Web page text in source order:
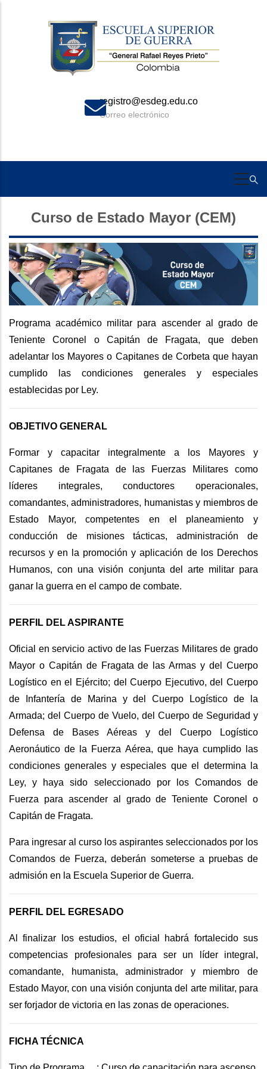
registro@esdeg.edu.co
Correo electrónico
Curso de Estado Mayor (CEM)
Programa académico militar para ascender al grado de
Teniente Coronel o Capitán de Fragata, que deben
adelantar los Mayores o Capitanes de Corbeta que hayan
cumplido las condiciones generales y especiales
establecidas por Ley.
OBJETIVO GENERAL
Formar y capacitar integralmente a los Mayores y
Capitanes de Fragata de las Fuerzas Militares como
líderes integrales, conductores operacionales,
comandantes, administradores, humanistas y miembros de
Estado Mayor, competentes en el planeamiento y
conducción de misiones tácticas, administración de
recursos y en la promoción y aplicación de los Derechos
Humanos, con una visión conjunta del arte militar para
ganar la guerra en el campo de combate.
PERFIL DEL ASPIRANTE
Oficial en servicio activo de las Fuerzas Militares de grado
Mayor o Capitán de Fragata de las Armas y del Cuerpo
Logístico en el Ejército; del Cuerpo Ejecutivo, del Cuerpo
de Infantería de Marina y del Cuerpo Logístico de la
Armada; del Cuerpo de Vuelo, del Cuerpo de Seguridad y
Defensa de Bases Aéreas y del Cuerpo Logístico
Aeronáutico de la Fuerza Aérea, que haya cumplido las
condiciones generales y especiales que el determina la
Ley, y haya sido seleccionado por los Comandos de
Fuerza para ascender al grado de Teniente Coronel o
Capitán de Fragata.
Para ingresar al curso los aspirantes seleccionados por los
Comandos de Fuerza, deberán someterse a pruebas de
admisión en la Escuela Superior de Guerra.
PERFIL DEL EGRESADO
Al finalizar los estudios, el oficial habrá fortalecido sus
competencias profesionales para ser un líder integral,
comandante, humanista, administrador y miembro de
Estado Mayor, con una visión conjunta del arte militar, para
ser forjador de victoria en las zonas de operaciones.
FICHA TÉCNICA